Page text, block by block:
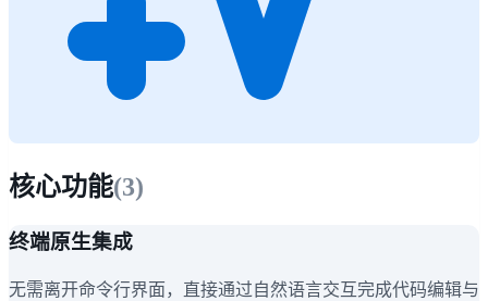
核心功能(3)
终端原生集成
无需离开命令行界面，直接通过自然语言交互完成代码编辑与